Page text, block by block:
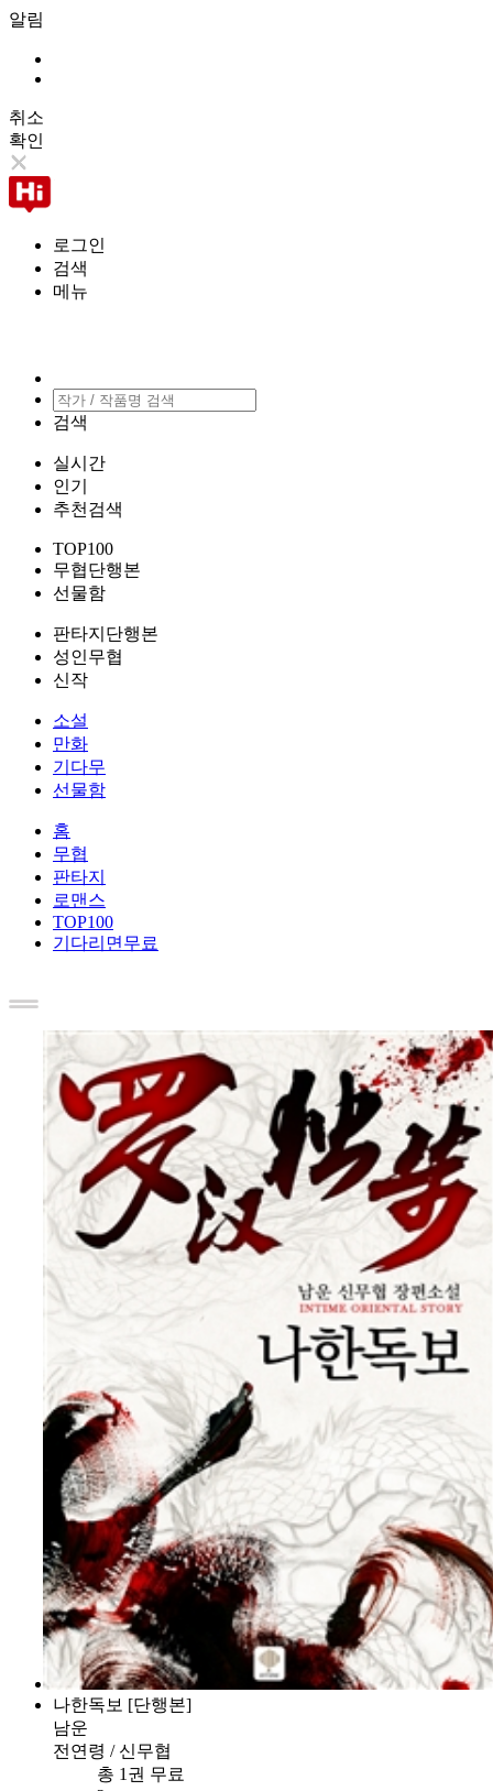
알림
취소
확인
로그인
검색
메뉴
검색
실시간
인기
추천검색
TOP100
무협단행본
선물함
판타지단행본
성인무협
신작
소설
만화
기다무
선물함
홈
무협
판타지
로맨스
TOP100
기다리면무료
나한독보 [단행본]
남운
전연령 / 신무협
총 1권 무료